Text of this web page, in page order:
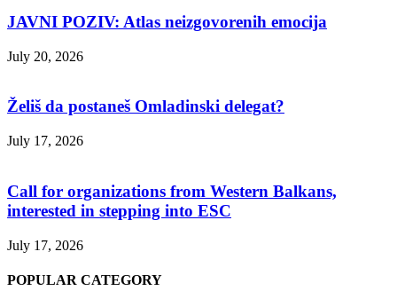
JAVNI POZIV: Atlas neizgovorenih emocija
July 20, 2026
Želiš da postaneš Omladinski delegat?
July 17, 2026
Call for organizations from Western Balkans,
interested in stepping into ESC
July 17, 2026
POPULAR CATEGORY